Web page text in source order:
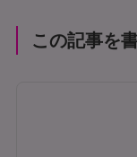
この記事を